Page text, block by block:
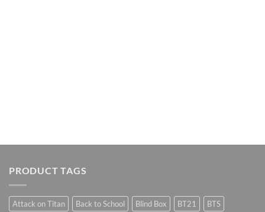
PRODUCT TAGS
Attack on Titan Back to School Blind Box BT21
BTS